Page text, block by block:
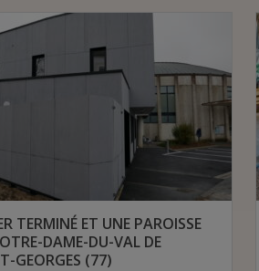
TERMINÉ ET UNE PAROISSE
DAME-DU-VAL DE
GEORGES (77)